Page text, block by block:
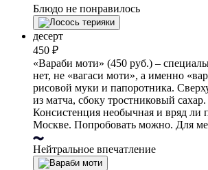
Блюдо не понравилось
десерт
450 ₽
«Вараби моти» (450 руб.) –
нет, не «вагаси моти», а именно
рисовой муки и папоротника.
из матча, сбоку тростниковый
Консистенция необычная и вряд ли
Москве. Попробовать можно. Для
Нейтральное впечатление